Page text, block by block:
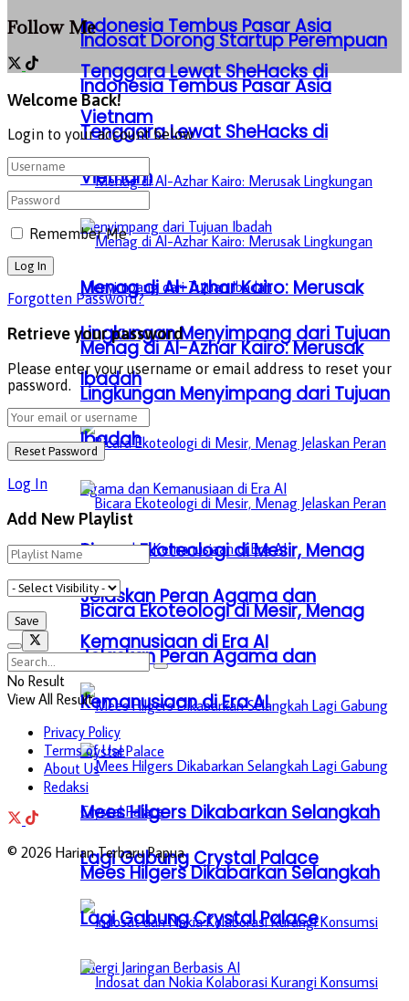
Indonesia Tembus Pasar Asia
Tenggara Lewat SheHacks di
Vietnam
Menag di Al-Azhar Kairo: Merusak
Lingkungan Menyimpang dari Tujuan
Ibadah
Bicara Ekoteologi di Mesir, Menag
Jelaskan Peran Agama dan
Kemanusiaan di Era AI
Mees Hilgers Dikabarkan Selangkah
Lagi Gabung Crystal Palace
Indosat Dorong Startup Perempuan
Indonesia Tembus Pasar Asia
Tenggara Lewat SheHacks di
Vietnam
Menag di Al-Azhar Kairo: Merusak
Lingkungan Menyimpang dari Tujuan
Ibadah
Bicara Ekoteologi di Mesir, Menag
Jelaskan Peran Agama dan
Kemanusiaan di Era AI
Mees Hilgers Dikabarkan Selangkah
Lagi Gabung Crystal Palace
Follow Me
Welcome Back!
Login to your account below
Remember Me
Forgotten Password?
Retrieve your password
Please enter your username or email address to reset your
password.
Log In
Add New Playlist
No Result
View All Result
Privacy Policy
Terms of Use
About Us
Redaksi
© 2026 Harian Terbaru Papua